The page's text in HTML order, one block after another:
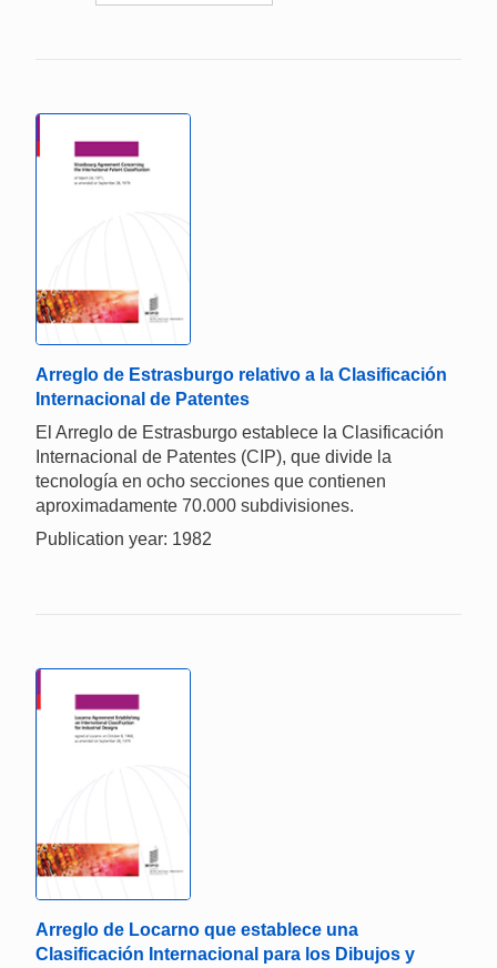
Arreglo de Estrasburgo relativo a la Clasificación
Internacional de Patentes
El Arreglo de Estrasburgo establece la Clasificación
Internacional de Patentes (CIP), que divide la
tecnología en ocho secciones que contienen
aproximadamente 70.000 subdivisiones.
Publication year: 1982
Arreglo de Locarno que establece una
Clasificación Internacional para los Dibujos y